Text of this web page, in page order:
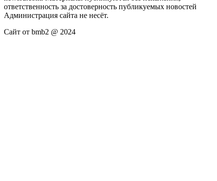
ответственность за достоверность публикуемых новостей
Администрация сайта не несёт.
Сайт от bmb2 @ 2024